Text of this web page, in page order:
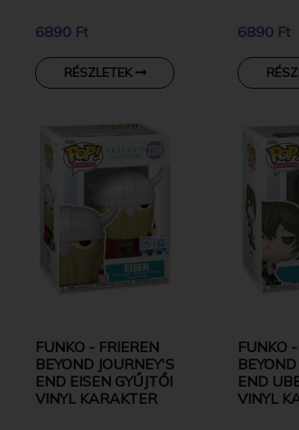
6890 Ft
RÉSZLETEK
6890 Ft
FUNKO - FRIEREN
BEYOND JOURNEY'S
END EISEN GYŰJTŐI
VINYL KARAKTER
FUNKO
END
VINYL